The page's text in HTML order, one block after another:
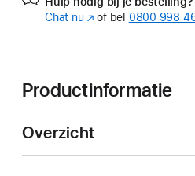
Chat nu (Wordt
of bel 0800 998
Productinformatie
Overzicht